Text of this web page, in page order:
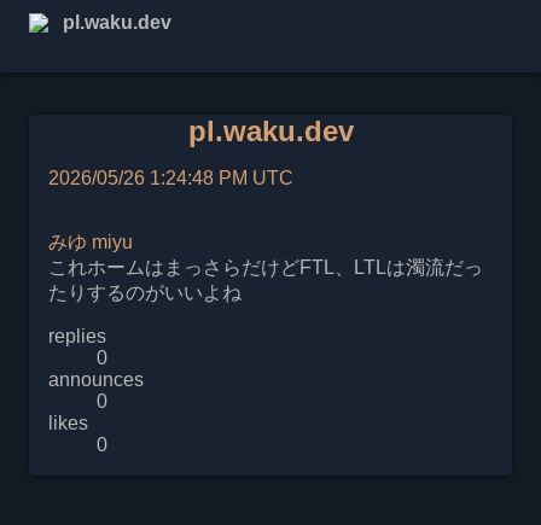
pl.waku.dev
pl.waku.dev
2026/05/26 1:24:48 PM UTC
みゆ miyu
これホームはまっさらだけどFTL、LTLは濁流だっ
たりするのがいいよね
replies
0
announces
0
likes
0